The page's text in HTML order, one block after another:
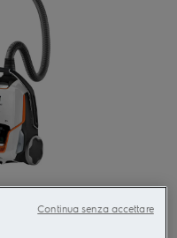
Continua senza accettare